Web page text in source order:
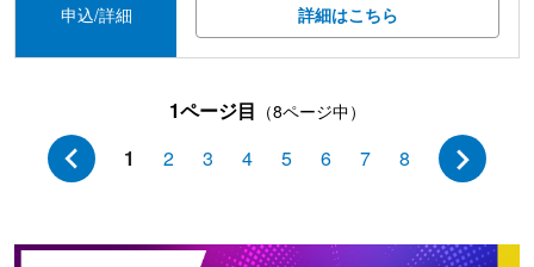
申込/詳細 詳細はこちら
1ページ目 （8ページ中）
1 2 3 4 5 6 7 8